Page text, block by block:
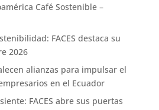
Café Sostenible –
FACES destaca su
2026
alianzas para impulsar el
en el Ecuador
FACES abre sus puertas